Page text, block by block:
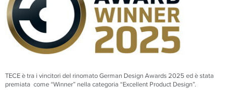
TECE è tra i vincitori del rinomato German Design Awards 2025 ed è stata
premiata come “Winner” nella categoria “Excellent Product Design”.